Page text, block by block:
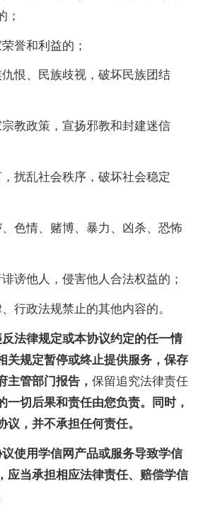
；
誉和利益的；
仇恨、民族歧视，破坏民族团结
宗教政策，宣扬邪教和封建迷信
，扰乱社会秩序，破坏社会稳定
、色情、赌博、暴力、凶杀、恐怖
诽谤他人，侵害他人合法权益的；
、行政法规禁止的其他内容的。
法律规定或本协议约定的任一情
关规定暂停或终止提供服务，保存
主管部门报告，保留追究法律责任
一切后果和责任由您负责。同时，
，并不承担任何责任。
使用学信网产品或服务导致学信
应当承担相应法律责任、赔偿学信